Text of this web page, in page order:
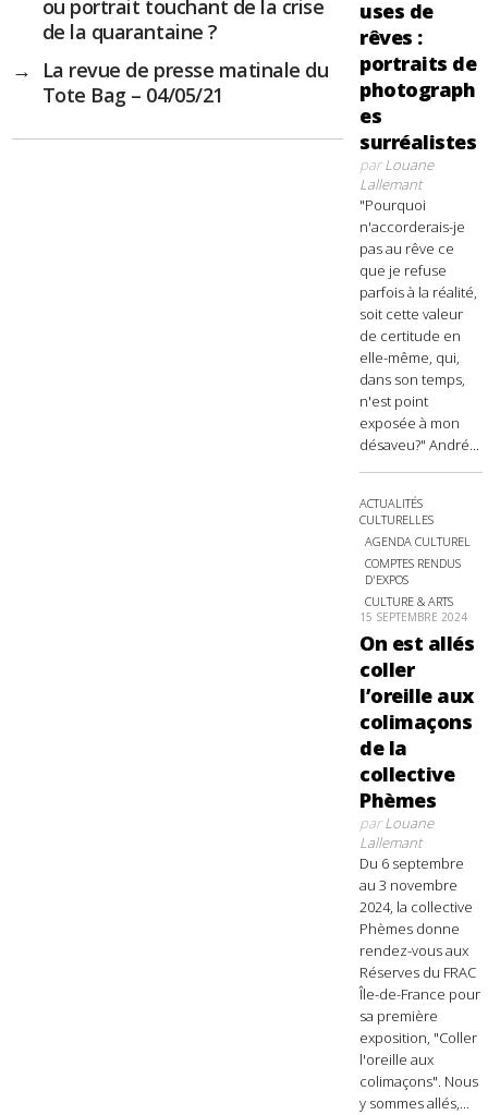
ou portrait touchant de la crise
de la quarantaine ?
→
La revue de presse matinale du
Tote Bag – 04/05/21
uses de
rêves :
portraits de
photograph
es
surréalistes
parLouane
Lallemant
"Pourquoi
n'accorderais-je
pas au rêve ce
que je refuse
parfois à la réalité,
soit cette valeur
de certitude en
elle-même, qui,
dans son temps,
n'est point
exposée à mon
désaveu?" André...
ACTUALITÉS
CULTURELLES
AGENDA CULTUREL
COMPTES RENDUS
D'EXPOS
CULTURE & ARTS
15 SEPTEMBRE 2024
On est allés
coller
l’oreille aux
colimaçons
de la
collective
Phèmes
parLouane
Lallemant
Du 6 septembre
au 3 novembre
2024, la collective
Phèmes donne
rendez-vous aux
Réserves du FRAC
Île-de-France pour
sa première
exposition, "Coller
l'oreille aux
colimaçons". Nous
y sommes allés,...